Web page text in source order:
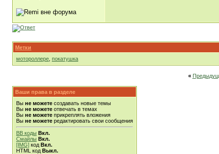
Метки
мотороллере покатушка
«
Ваши права в разделе
Вы не можете создавать новые темы
Вы не можете отвечать в темах
Вы не можете прикреплять вложения
Вы не можете редактировать свои сообщения
BB коды Вкл.
Смайлы Вкл.
[IMG] код Вкл.
HTML код Выкл.